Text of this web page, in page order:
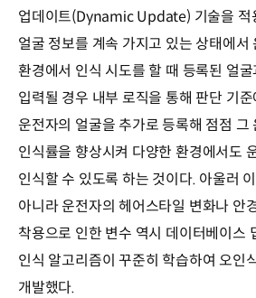
업데이트(Dynamic Update) 기술을 적
얼굴 정보를 계속 가지고 있는 상태에서
환경에서 인식 시도를 할 때 등록된 얼
입력될 경우 내부 로직을 통해 판단 기
운전자의 얼굴을 추가로 등록해 점점 그
인식률을 향상시켜 다양한 환경에서도
인식할 수 있도록 하는 것이다. 아울러
아니라 운전자의 헤어스타일 변화나 안
착용으로 인한 변수 역시 데이터베이스
인식 알고리즘이 꾸준히 학습하여 오인
개발했다.